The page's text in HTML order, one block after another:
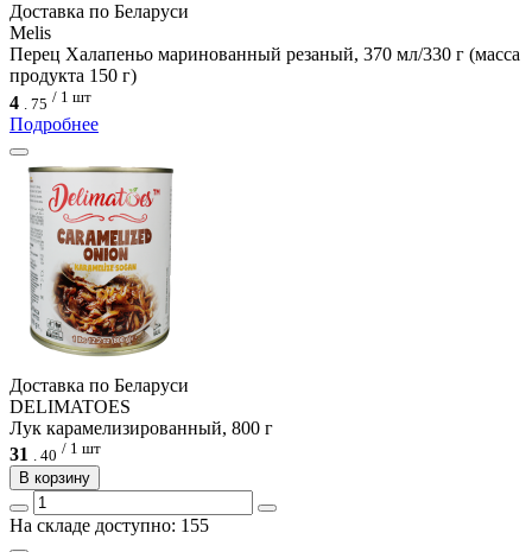
Доcтавка по Беларуси
Melis
Перец Халапеньо маринованный резаный, 370 мл/330 г (масса
продукта 150 г)
4
75 / 1 шт
Подробнее
Доcтавка по Беларуси
DELIMATOES
Лук карамелизированный, 800 г
31 . 40 / 1 шт
В корзину
На складе доступно: 155